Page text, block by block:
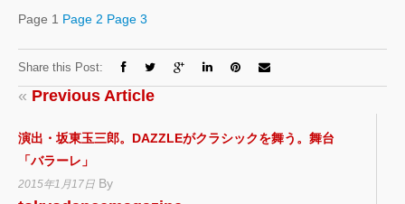
Page 1 Page 2 Page 3
Share this Post:
« Previous Article
演出・坂東玉三郎。DAZZLEがクラシックを舞う。舞台
「バラーレ」
2015年1月17日 By